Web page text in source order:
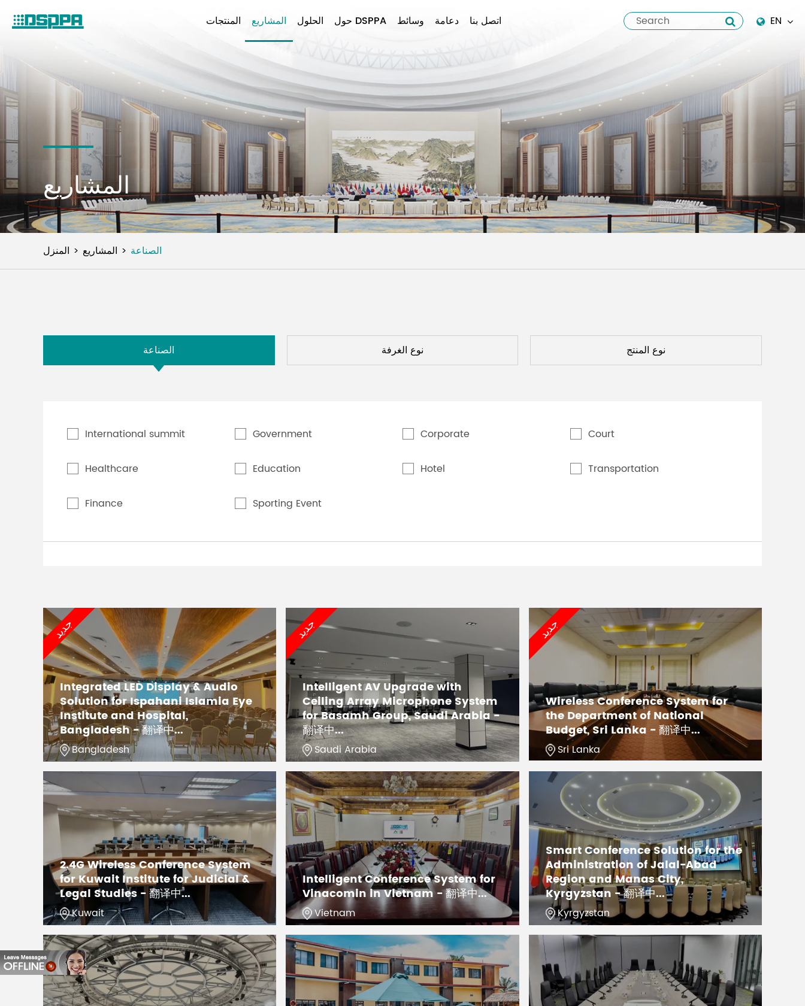
المنتجات المشاريع الحلول حول DSPPA وسائط دعامة اتصل بنا
EN
Español
italiano
русский
العربية
tiếng việt
Pilipino
ไทย
المشاريع
المنزل المشاريع الصناعة
الصناعة نوع الغرفة نوع المنتج
International summit Government Corporate Court
Healthcare Education Hotel Transportation
Finance Sporting Event
جديد
Integrated LED Display & Audio
Solution for Ispahani Islamia Eye
Institute and Hospital,
Bangladesh - 翻译中...
Bangladesh
جديد
Intelligent AV Upgrade with
Ceiling Array Microphone System
for Basamh Group, Saudi Arabia -
翻译中...
Saudi Arabia
جديد
Wireless Conference System for
the Department of National
Budget, Sri Lanka - 翻译中...
Sri Lanka
2.4G Wireless Conference System
for Kuwait Institute for Judicial &
Legal Studies - 翻译中...
Kuwait
Intelligent Conference System for
Vinacomin in Vietnam - 翻译中...
Vietnam
Smart Conference Solution for the
Administration of Jalal-Abad
Region and Manas City,
Kyrgyzstan - 翻译中...
Kyrgyzstan